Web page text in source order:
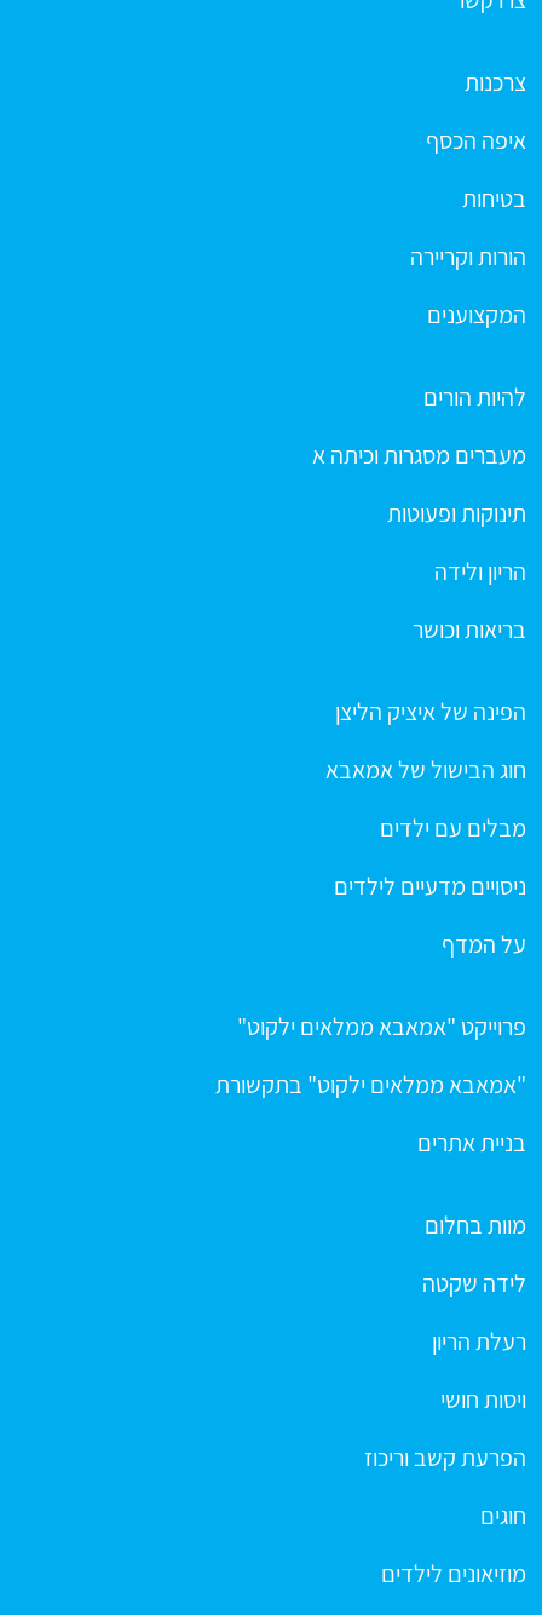
צרכנות
איפה הכסף
בטיחות
הורות וקריירה
המקצוענים
להיות הורים
מעברים מסגרות וכיתה א
תינוקות ופעוטות
הריון ולידה
בריאות וכושר
הפינה של איציק הליצן
חוג הבישול של אמאבא
מבלים עם ילדים
ניסויים מדעיים לילדים
על המדף
פרוייקט "אמאבא ממלאים ילקוט"
"אמאבא ממלאים ילקוט" בתקשורת
בניית אתרים
מוות בחלום
לידה שקטה
רעלת הריון
ויסות חושי
הפרעת קשב וריכוז
חוגים
מוזיאונים לילדים